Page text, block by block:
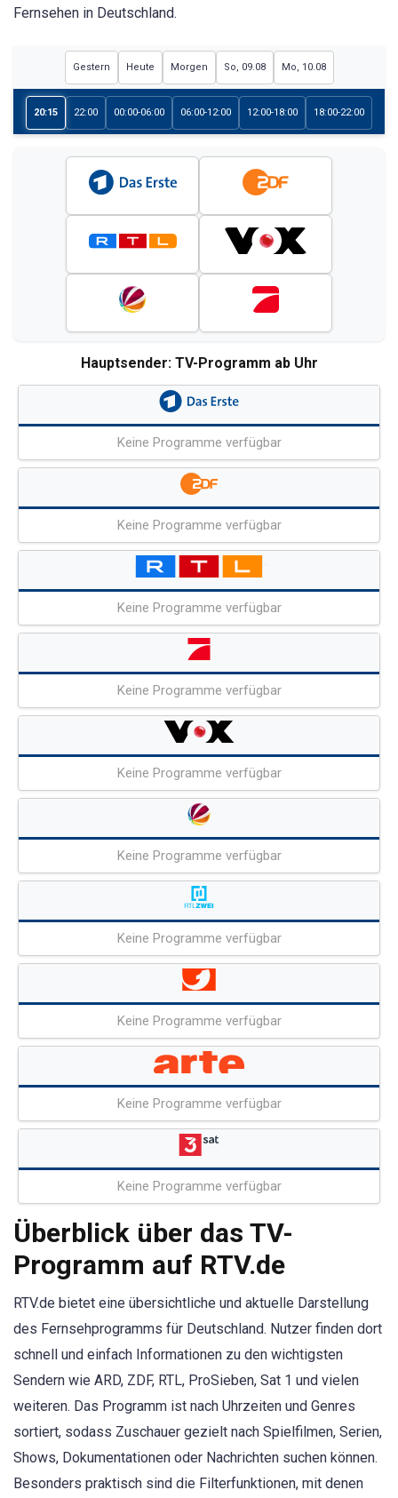
Fernsehen in Deutschland.
Gestern Heute Morgen So, 09.08 Mo, 10.08
20:15 22:00 00:00-06:00 06:00-12:00 12:00-18:00 18:00-22:00
Hauptsender: TV-Programm ab Uhr
Keine Programme verfügbar
Keine Programme verfügbar
Keine Programme verfügbar
Keine Programme verfügbar
Keine Programme verfügbar
Keine Programme verfügbar
Keine Programme verfügbar
Keine Programme verfügbar
Keine Programme verfügbar
Keine Programme verfügbar
Überblick über das TV-
Programm auf RTV.de
RTV.de bietet eine übersichtliche und aktuelle Darstellung
des Fernsehprogramms für Deutschland. Nutzer finden dort
schnell und einfach Informationen zu den wichtigsten
Sendern wie ARD, ZDF, RTL, ProSieben, Sat 1 und vielen
weiteren. Das Programm ist nach Uhrzeiten und Genres
sortiert, sodass Zuschauer gezielt nach Spielfilmen, Serien,
Shows, Dokumentationen oder Nachrichten suchen können.
Besonders praktisch sind die Filterfunktionen, mit denen